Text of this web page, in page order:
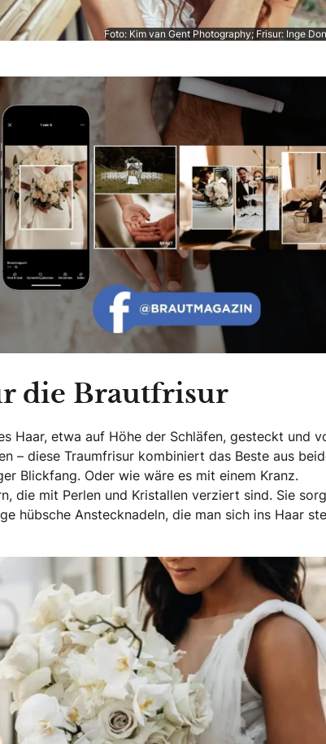
Foto: Kim van Gent Photography; Frisur: Inge
die Brautfrisur
Haar, etwa auf Höhe der Schläfen, gesteckt und
– diese Traumfrisur kombiniert das Beste aus
Blickfang. Oder wie wäre es mit einem Kranz.
die mit Perlen und Kristallen verziert sind. Sie
hübsche Anstecknadeln, die man sich ins Haar